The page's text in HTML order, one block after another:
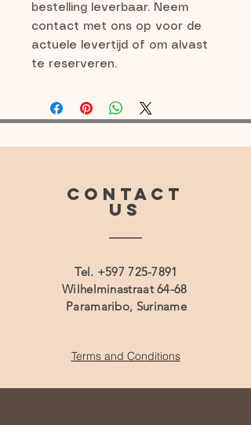
bestelling leverbaar. Neem
contact met ons op voor de
actuele levertijd of om alvast
te reserveren.
CONTACT
US
Tel. +597 725-7891
Wilhelminastraat 64-68
Paramaribo, Suriname
Terms and Conditions